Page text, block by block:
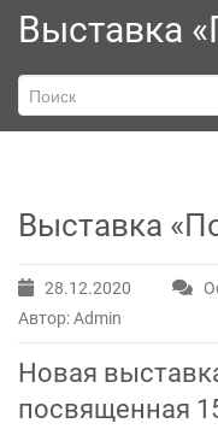
Выставка
Выставка
28.12.2020
Автор: Admin
Новая
посвященная